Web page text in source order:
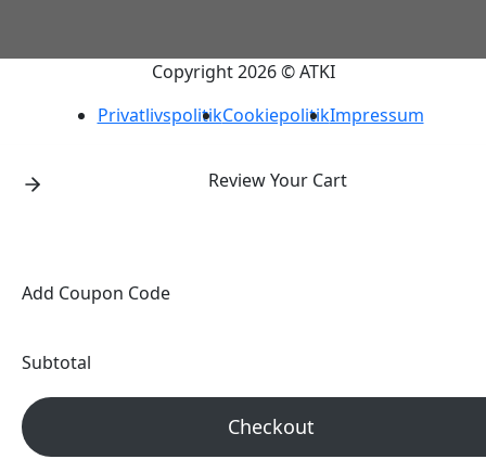
Copyright 2026 © ATKI
PrivatlivspolitikCookiepolitikImpressum
Review Your Cart
Add Coupon Code
Subtotal
Checkout